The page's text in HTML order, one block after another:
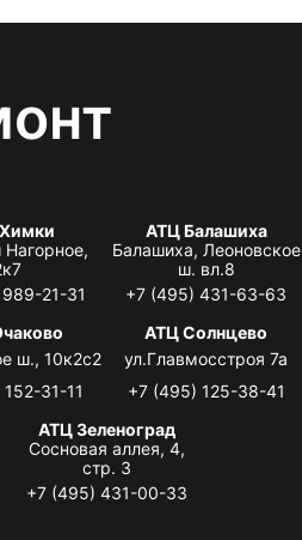
21-31
АТЦ Балашиха
Балашиха, Леоновское
ш. вл.8
+7 (495) 431-63-63
ш., 10к2с2
31-11
АТЦ Солнцево
ул.Главмосстроя 7а
+7 (495) 125-38-41
АТЦ Зеленоград
Сосновая аллея, 4,
стр. 3
+7 (495) 431-00-33